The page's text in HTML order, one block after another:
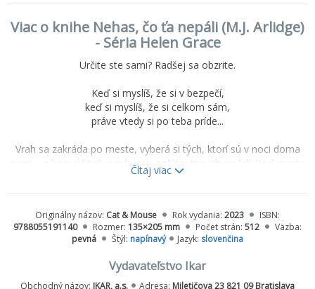
Viac o knihe Nehas, čo ťa nepáli (M.J. Arlidge)
- Séria Helen Grace
Určite ste sami? Radšej sa obzrite.
Keď si myslíš, že si v bezpečí,
keď si myslíš, že si celkom sám,
práve vtedy si po teba príde...
Vrah sa zakráda po meste, vyberá si tých, ktorí sú v noci doma
sami – a bez výčitiek svedomia, neľútostne ich vraždí. Keď mesto
zachváti panika, inšpektorka Helen Graceová sa postaví na čelo
neurobí ani krok, aby sa neobzrela. Po vypátraní vraha Graceová
nadobudne podozrenie, že sa ocitla na stope vskutku desivej
pravdy, ktorá spája tieto brutálne zločiny...
Čítaj viac
Originálny názov: Cat & Mouse Rok vydania: 2023
ISBN:
9788055191140
Rozmer: 135×205 mm Počet strán: 512
Väzba:
pevná
Štýl: napínavý Jazyk: slovenčina
Vydavateľstvo Ikar
Obchodný názov: IKAR, a.s. Adresa: Miletičova 23 821 09 Bratislava